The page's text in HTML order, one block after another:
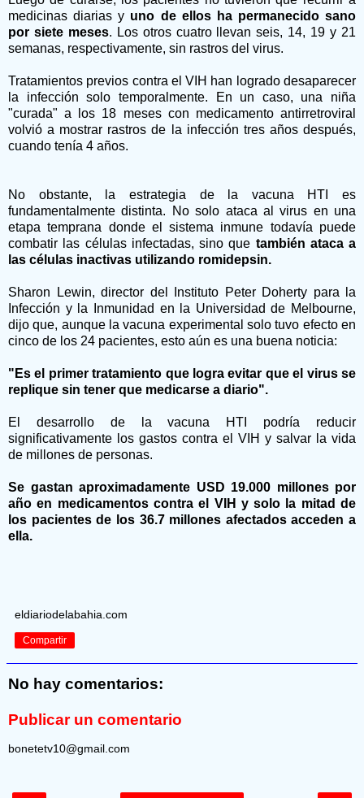
medicinas diarias y uno de ellos ha permanecido sano
por siete meses. Los otros cuatro llevan seis, 14, 19 y 21
semanas, respectivamente, sin rastros del virus.
Tratamientos previos contra el VIH han logrado desaparecer
la infección solo temporalmente. En un caso, una niña
"curada" a los 18 meses con medicamento antirretroviral
volvió a mostrar rastros de la infección tres años después,
cuando tenía 4 años.
No obstante, la estrategia de la vacuna HTI es
fundamentalmente distinta. No solo ataca al virus en una
etapa temprana donde el sistema inmune todavía puede
combatir las células infectadas, sino que también ataca a
las células inactivas utilizando romidepsin.
Sharon Lewin, director del Instituto Peter Doherty para la
Infección y la Inmunidad en la Universidad de Melbourne,
dijo que, aunque la vacuna experimental solo tuvo efecto en
cinco de los 24 pacientes, esto aún es una buena noticia:
"Es el primer tratamiento que logra evitar que el virus se
replique sin tener que medicarse a diario".
El desarrollo de la vacuna HTI podría reducir
significativamente los gastos contra el VIH y salvar la vida
de millones de personas.
Se gastan aproximadamente USD 19.000 millones por
año en medicamentos contra el VIH y solo la mitad de
los pacientes de los 36.7 millones afectados acceden a
ella.
eldiariodelabahia.com
Compartir
No hay comentarios:
Publicar un comentario
bonetetv10@gmail.com